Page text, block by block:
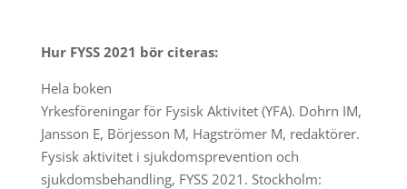
Hur FYSS 2021 bör citeras:
Hela boken
Yrkesföreningar för Fysisk Aktivitet (YFA). Dohrn IM,
Jansson E, Börjesson M, Hagströmer M, redaktörer.
Fysisk aktivitet i sjukdomsprevention och
sjukdomsbehandling, FYSS 2021. Stockholm: